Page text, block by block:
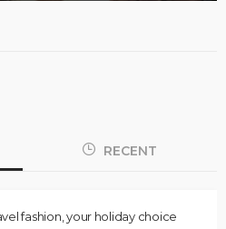
RECENT
fashion, your holiday choice